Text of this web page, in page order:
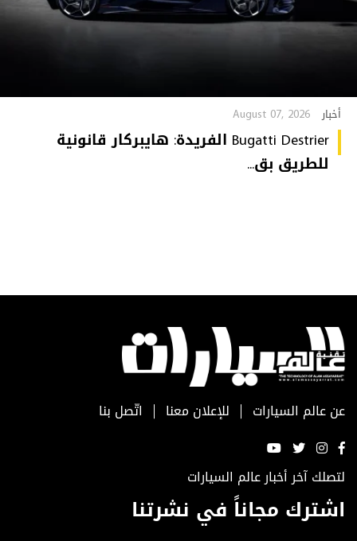
أخبار August 07, 2026
Bugatti Destrier الفريدة: هايبركار قانونية
للطريق بق...
عن عالم السيارات للإعلان معنا اتّصل بنا
لتصلك آخر أخبار عالم السيارات
اشترك مجاناً في نشرتنا